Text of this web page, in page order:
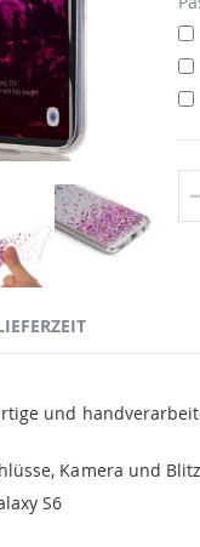
und
Kamera und
S6